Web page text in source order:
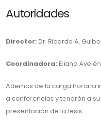
Autoridades
Director: Dr. Ricardo A.
Coordinadora: Eliana
Además de la carga horaria
a conferencias y tendrán a
presentación de la tesis.